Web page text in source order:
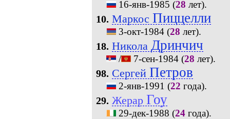
16-янв-1985 (28 лет).
10. Маркос Пиццелли
3-окт-1984(28 лет).
18. Никола Дринчич
/ 7-сен-1984(28 лет).
98. Сергей Петров
2-янв-1991 (22 года).
29. Жерар Гоу
29-дек-1988 (24года).